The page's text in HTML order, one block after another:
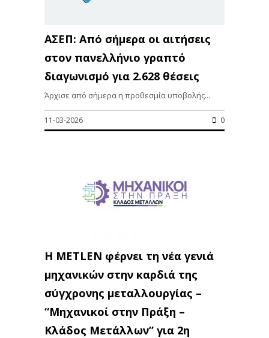
ΑΣΕΠ: Από σήμερα οι αιτήσεις
στον πανελλήνιο γραπτό
διαγωνισμό για 2.628 θέσεις
Άρχισε από σήμερα η προθεσμία υποβολής...
11-03-2026 0
Η METLEN φέρνει τη νέα γενιά
μηχανικών στην καρδιά της
σύγχρονης μεταλλουργίας –
“Μηχανικοί στην Πράξη –
Κλάδος Μετάλλων” για 2η